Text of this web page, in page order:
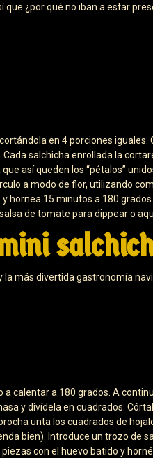
¿por qué no iban a estar
en 4 porciones iguales.
salchicha enrollada la
así queden los “pétalos”
a modo de flor, utilizando
hornea 15 minutos a 180
de tomate para dippear o
más divertida gastronomía
calentar a 180 grados. A
y divídela en cuadrados.
unta los cuadrados de
bien). Introduce un trozo de
con el huevo batido y